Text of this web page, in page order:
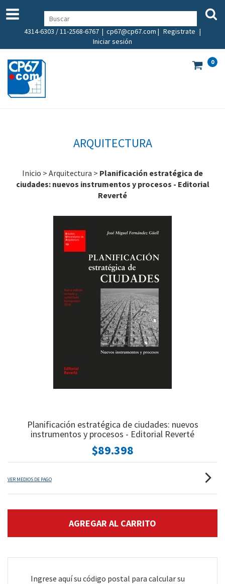
4314-6303 / 11-2568-6767 | cp67@cp67.com | Registrate |
Iniciar sesión
0
ARQUITECTURA
Inicio > Arquitectura > Planificación estratégica de
ciudades: nuevos instrumentos y procesos - Editorial
Reverté
Planificación estratégica de ciudades: nuevos
instrumentos y procesos - Editorial Reverté
$89.398
VER MEDIOS DE PAGO
Ingrese aquí su código postal para calcular su